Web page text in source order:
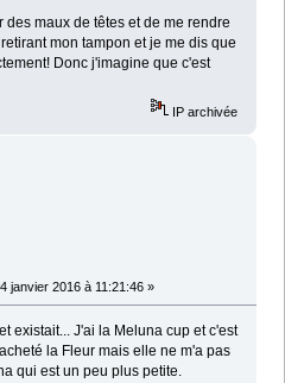
maux de têtes et de me rendre
mon tampon et je me dis que
Donc j'imagine que c'est
IP archivée
janvier 2016 à 11:21:46 »
existait... J'ai la Meluna cup et c'est
la Fleur mais elle ne m'a pas
qui est un peu plus petite.